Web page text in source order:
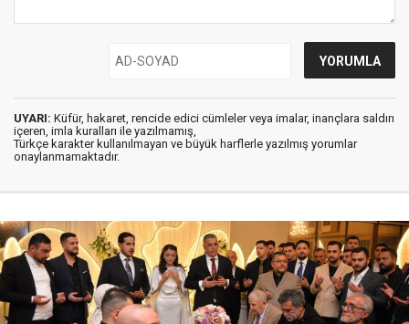
UYARI: Küfür, hakaret, rencide edici cümleler veya imalar, inançlara saldırı
içeren, imla kuralları ile yazılmamış,
Türkçe karakter kullanılmayan ve büyük harflerle yazılmış yorumlar
onaylanmamaktadır.